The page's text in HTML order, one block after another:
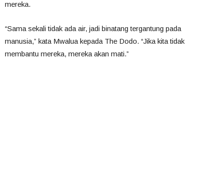
mereka.
“Sama sekali tidak ada air, jadi binatang tergantung pada
manusia,” kata Mwalua kepada The Dodo. “Jika kita tidak
membantu mereka, mereka akan mati.”